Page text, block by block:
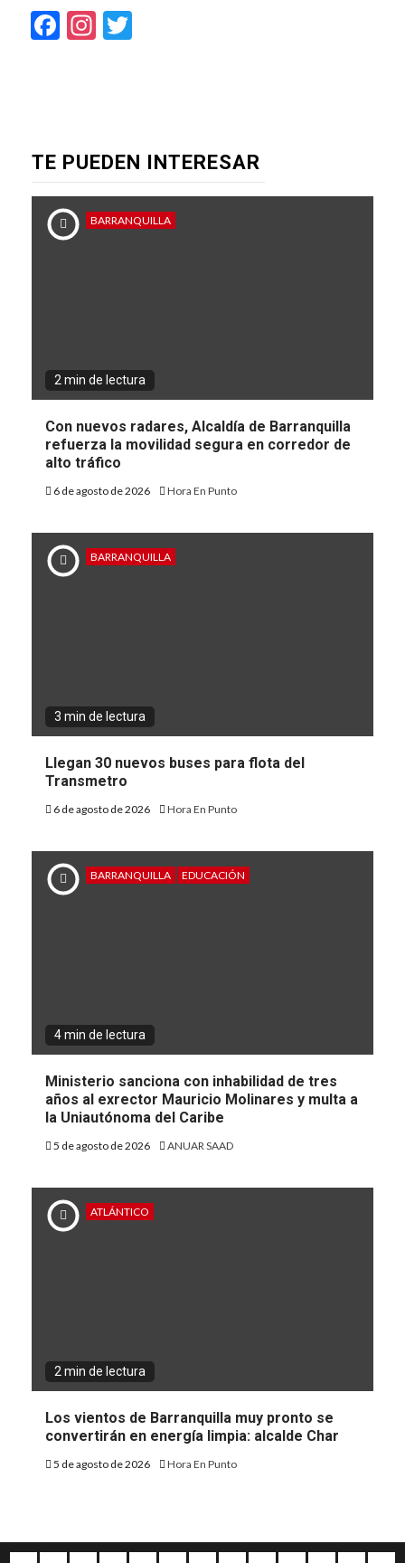
Facebook
Instagram
TE PUEDEN INTERESAR
BARRANQUILLA
2 min de lectura
Con nuevos radares, Alcaldía de Barranquilla
refuerza la movilidad segura en corredor de
alto tráfico
6 de agosto de 2026 Hora En Punto
BARRANQUILLA
3 min de lectura
Llegan 30 nuevos buses para flota del
Transmetro
6 de agosto de 2026 Hora En Punto
BARRANQUILLA EDUCACIÓN
4 min de lectura
Ministerio sanciona con inhabilidad de tres
años al exrector Mauricio Molinares y multa a
la Uniautónoma del Caribe
5 de agosto de 2026 ANUAR SAAD
ATLÁNTICO
2 min de lectura
Los vientos de Barranquilla muy pronto se
convertirán en energía limpia: alcalde Char
5 de agosto de 2026 Hora En Punto